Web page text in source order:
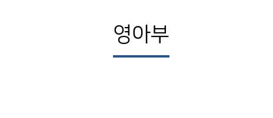
영아부